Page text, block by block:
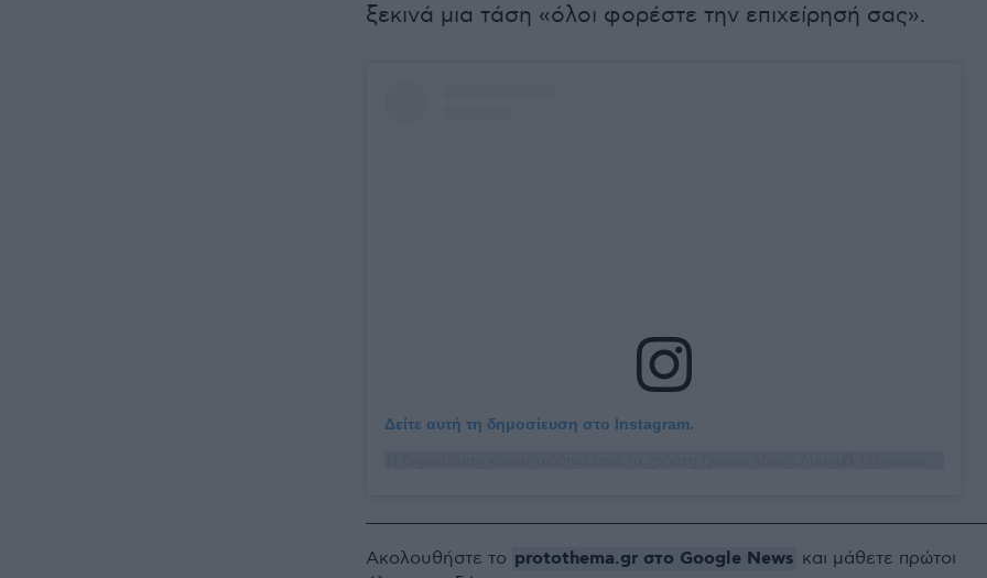
ξεκινά μια τάση «όλοι φορέστε την επιχείρησή σας».
Δείτε αυτή τη δημοσίευση στο Instagram.
Ακολουθήστε το protothema.gr στο Google News και μάθετε πρώτοι